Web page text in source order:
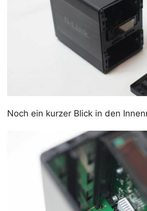
Noch ein kurzer Blick in den